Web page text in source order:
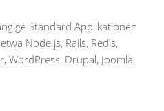
Standard Applikationen
Node.js, Rails, Redis,
WordPress, Drupal, Joomla,